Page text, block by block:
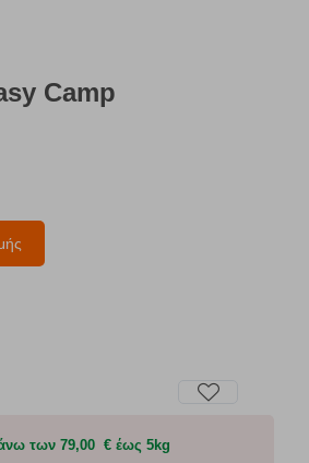
Camp
των 79,00 € έως 5kg